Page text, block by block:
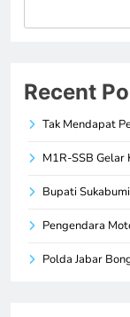
Recent
Tak Mendapat
M1R-SSB Gelar
Bupati
Pengendara
Polda Jabar